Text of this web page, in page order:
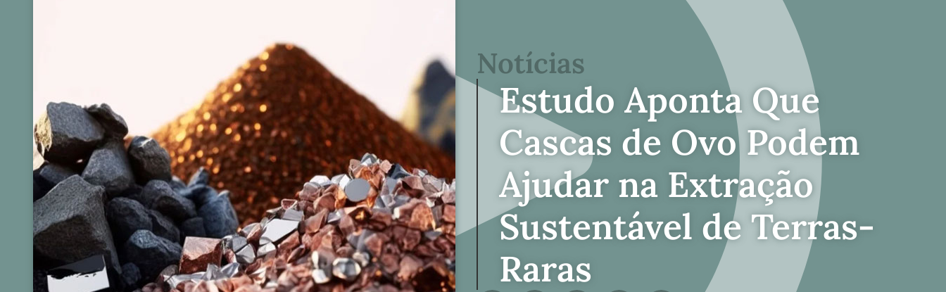
Notícias
Estudo Aponta Que
Cascas de Ovo Podem
Ajudar na Extração
Sustentável de Terras-
Raras